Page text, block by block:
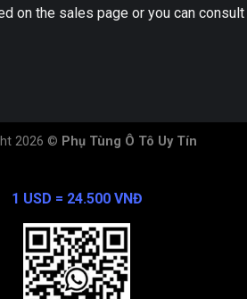
on the sales page or you can
2026 © Phụ Tùng Ô Tô Uy Tín
1 USD = 24.500 VNĐ